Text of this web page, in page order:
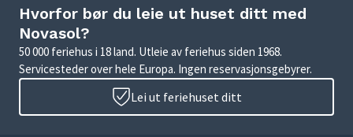
Hvorfor bør du leie ut huset ditt med
Novasol?
50 000 feriehus i 18 land. Utleie av feriehus siden 1968.
Servicesteder over hele Europa. Ingen reservasjonsgebyrer.
Lei ut feriehuset ditt